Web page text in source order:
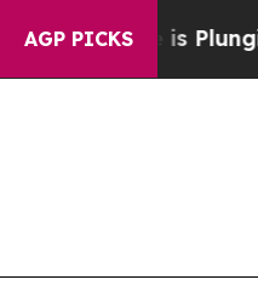
AGP PICKS
is Plunging, but